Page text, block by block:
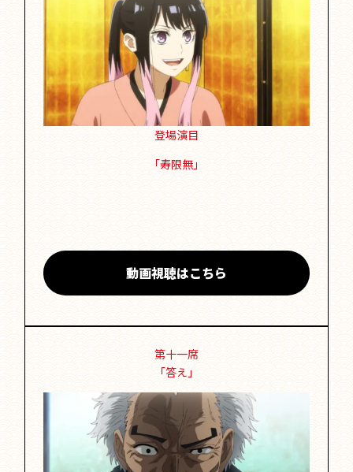
登場演目
「寿限無」
動画視聴はこちら
第十一席
「答え」